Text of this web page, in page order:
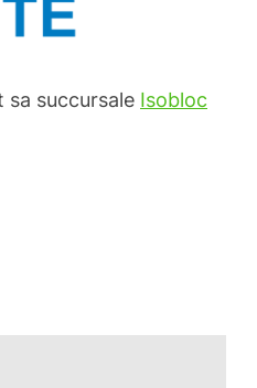
sa succursale Isobloc